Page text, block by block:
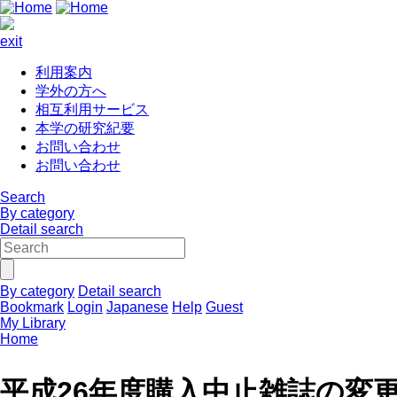
exit
利用案内
学外の方へ
相互利用サービス
本学の研究紀要
お問い合わせ
お問い合わせ
Search
By category
Detail search
By category Detail search
Bookmark Login Japanese Help Guest
My Library
Home